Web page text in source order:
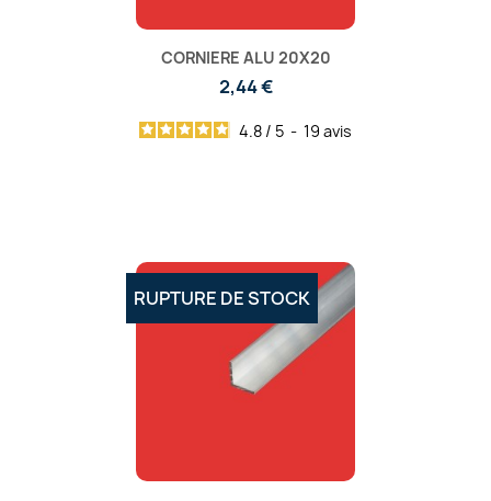
CORNIERE ALU 20X20
2,44 €
4.8 / 5 - 19 avis
RUPTURE DE STOCK